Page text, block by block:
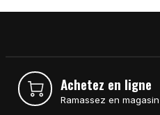
Achetez en ligne
Ramassez en magasin